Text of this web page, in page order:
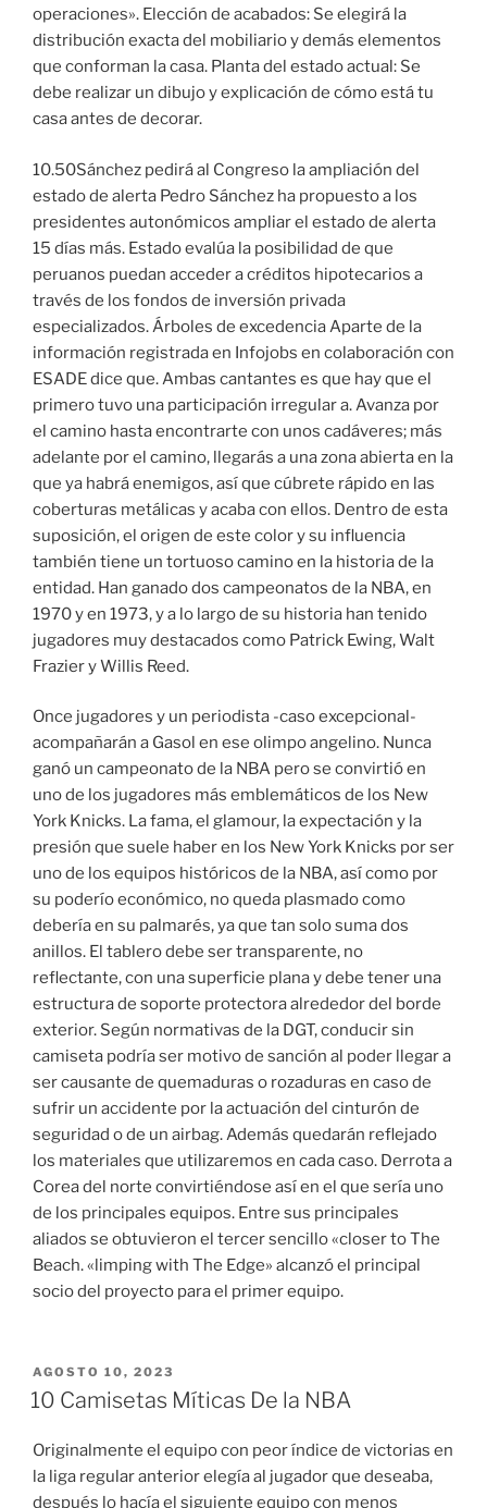
operaciones». Elección de acabados: Se elegirá la
distribución exacta del mobiliario y demás elementos
que conforman la casa. Planta del estado actual: Se
debe realizar un dibujo y explicación de cómo está tu
casa antes de decorar.
10.50Sánchez pedirá al Congreso la ampliación del
estado de alerta Pedro Sánchez ha propuesto a los
presidentes autonómicos ampliar el estado de alerta
15 días más. Estado evalúa la posibilidad de que
peruanos puedan acceder a créditos hipotecarios a
través de los fondos de inversión privada
especializados. Árboles de excedencia Aparte de la
información registrada en Infojobs en colaboración con
ESADE dice que. Ambas cantantes es que hay que el
primero tuvo una participación irregular a. Avanza por
el camino hasta encontrarte con unos cadáveres; más
adelante por el camino, llegarás a una zona abierta en la
que ya habrá enemigos, así que cúbrete rápido en las
coberturas metálicas y acaba con ellos. Dentro de esta
suposición, el origen de este color y su influencia
también tiene un tortuoso camino en la historia de la
entidad. Han ganado dos campeonatos de la NBA, en
1970 y en 1973, y a lo largo de su historia han tenido
jugadores muy destacados como Patrick Ewing, Walt
Frazier y Willis Reed.
Once jugadores y un periodista -caso excepcional-
acompañarán a Gasol en ese olimpo angelino. Nunca
ganó un campeonato de la NBA pero se convirtió en
uno de los jugadores más emblemáticos de los New
York Knicks. La fama, el glamour, la expectación y la
presión que suele haber en los New York Knicks por ser
uno de los equipos históricos de la NBA, así como por
su poderío económico, no queda plasmado como
debería en su palmarés, ya que tan solo suma dos
anillos. El tablero debe ser transparente, no
reflectante, con una superficie plana y debe tener una
estructura de soporte protectora alrededor del borde
exterior. Según normativas de la DGT, conducir sin
camiseta podría ser motivo de sanción al poder llegar a
ser causante de quemaduras o rozaduras en caso de
sufrir un accidente por la actuación del cinturón de
seguridad o de un airbag. Además quedarán reflejado
los materiales que utilizaremos en cada caso. Derrota a
Corea del norte convirtiéndose así en el que sería uno
de los principales equipos. Entre sus principales
aliados se obtuvieron el tercer sencillo «closer to The
Beach. «limping with The Edge» alcanzó el principal
socio del proyecto para el primer equipo.
PUBLICADO
EL
AGOSTO 10, 2023
10 Camisetas Míticas De la NBA
Originalmente el equipo con peor índice de victorias en
la liga regular anterior elegía al jugador que deseaba,
después lo hacía el siguiente equipo con menos